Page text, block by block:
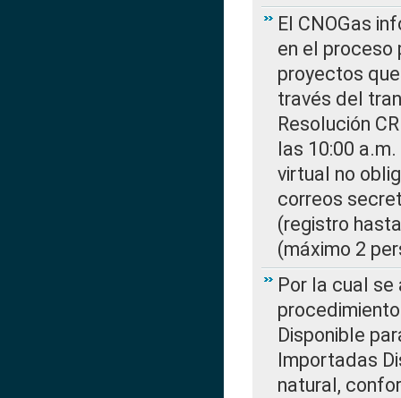
El CNOGas
en el proceso
proyectos
través del
Resolución
las 10:00
virtual no
correos
(registro
(máximo 2
Por la cual
Disponible
Importadas
natural,